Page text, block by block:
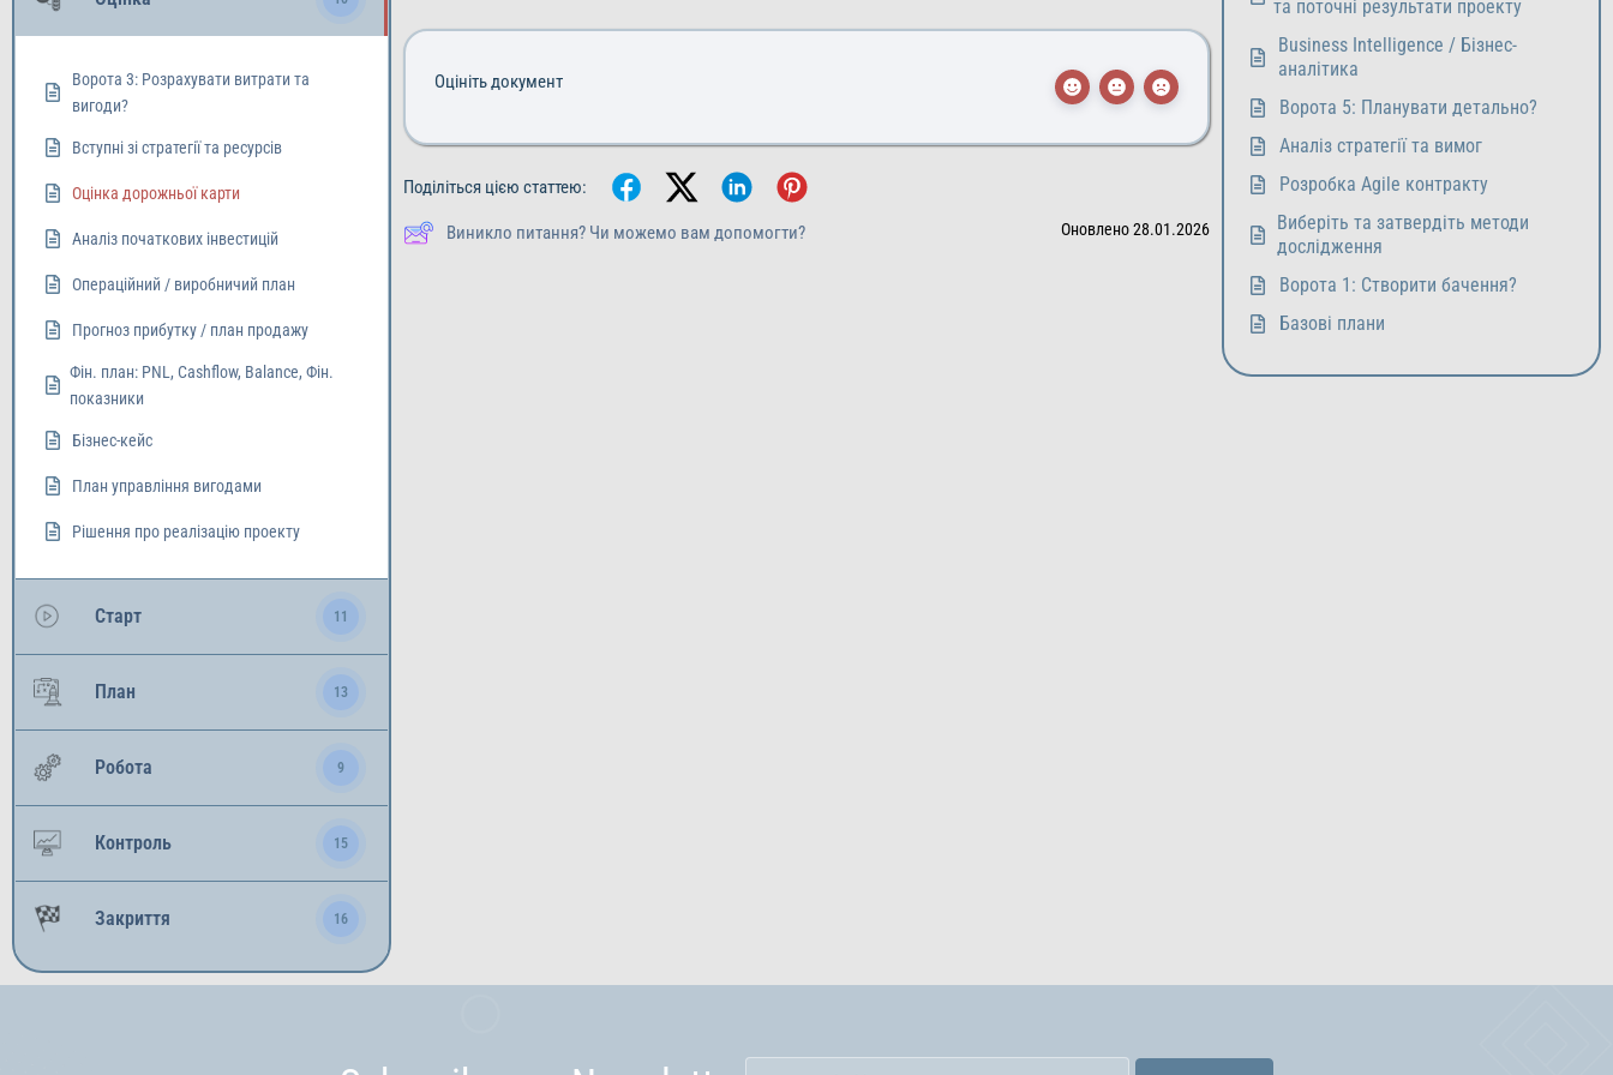
Ворота 3: Розрахувати витрати та
вигоди?
Вступні зі стратегії та ресурсів
Оцінка дорожньої карти
Аналіз початкових інвестицій
Операційний / виробничий план
Прогноз прибутку / план продажу
Фін. план: PNL, Cashflow, Balance, Фін.
показники
Бізнес-кейс
План управління вигодами
Рішення про реалізацію проекту
Старт 11
План 13
Робота 9
Контроль 15
Закриття 16
Оцініть документ
Поділіться цією статтею:
Виникло питання? Чи можемо вам допомогти? Оновлено 28.01.2026
та поточні результати проекту
Business Intelligence / Бізнес-
аналітика
Ворота 5: Планувати детально?
Аналіз стратегії та вимог
Розробка Agile контракту
Виберіть та затвердіть методи
дослідження
Ворота 1: Створити бачення?
Базові плани